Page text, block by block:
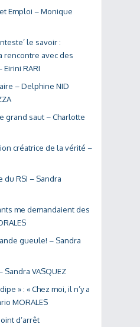
Emploi – Monique
le savoir :
rencontre avec des
RARI
– Delphine NID
grand saut – Charlotte
créatrice de la vérité –
du RSI – Sandra
me demandaient des
gueule! – Sandra
Sandra VASQUEZ
» : « Chez moi, il n’y a
MORALES
d’arrêt